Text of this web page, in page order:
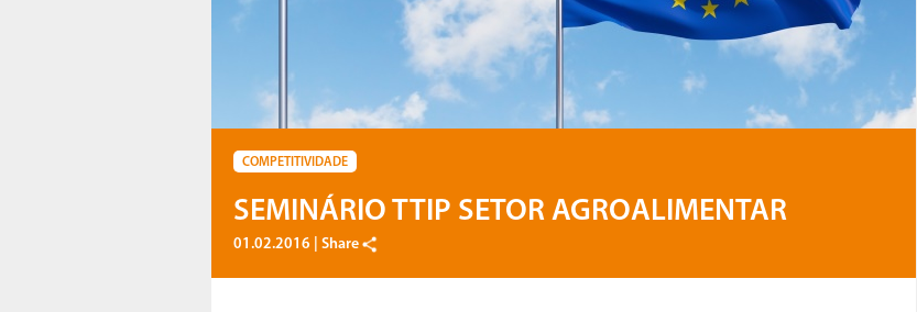
COMPETITIVIDADE
SEMINÁRIO TTIP SETOR AGROALIMENTAR
01.02.2016 | Share